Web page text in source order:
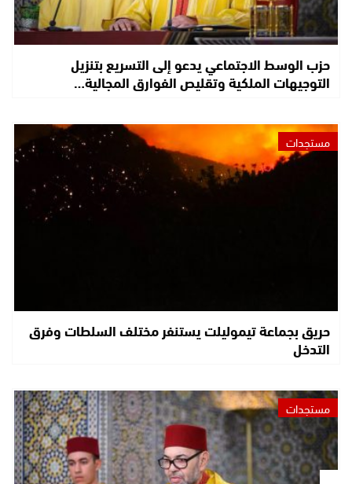
حزب الوسط الاجتماعي يدعو إلى التسريع بتنزيل
التوجيهات الملكية وتقليص الفوارق المجالية…
مستجدات
حريق بجماعة تيموليلت يستنفر مختلف السلطات وفرق
التدخل
مستجدات